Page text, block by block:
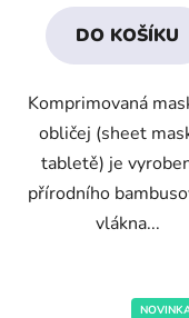
4,3
z
DO KOŠÍKU
Komprimovaná
obličej (sheet
tabletě) je
přírodního
vlákna...